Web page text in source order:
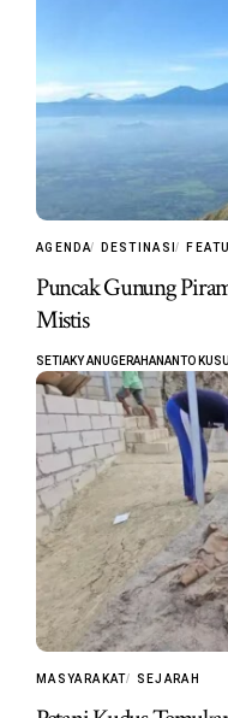
AGENDA DESTINASI
Puncak Gunung
Mistis
SETIAKY ANUGERAHANANTO
MASYARAKAT SEJARAH